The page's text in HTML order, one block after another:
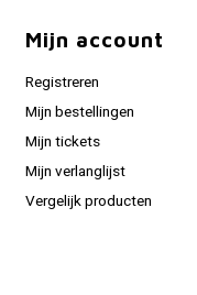
Mijn account
Registreren
Mijn bestellingen
Mijn tickets
Mijn verlanglijst
Vergelijk producten